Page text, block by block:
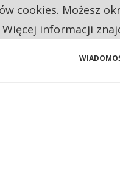
W EUROPEJSKI PRZEMYSŁ.
cookies. Możesz
informacji